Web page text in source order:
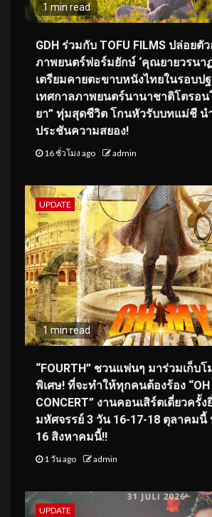
1 min read
GDH ร่วมกับ TOFU FILMS ปล่อยตั
ภาพยนตร์ฟอร์มยักษ์ ‘คุณยายวรนาฏ
เตรียมคายตะขาบหนังไทยในรอบ
เทศกาลภาพยนตร์นานาชาติโตรอน
ยา” ทุ่มสุดชีวิต โกนหัวรับบทแม่ชี
ประชันความสยอง!
16 ชั่วโมง ago admin
UPDATE
1 min read
“FOURTH” ชวนแฟนๆ มาร่วมเก็บ
พิเศษ! ที่จะทำให้ทุกคนต้องร้อง “OH
CONCERT” งานคอนเสิร์ตเดี่ยวครั้
มหัศจรรย์ 3 วัน 16-17-18 ตุลาคม
16 สิงหาคมนี้!!
1 วัน ago admin
UPDATE